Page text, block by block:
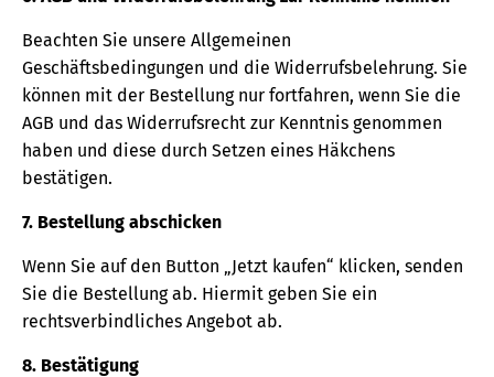
Beachten Sie unsere Allgemeinen
Geschäftsbedingungen und die Widerrufsbelehrung. Sie
können mit der Bestellung nur fortfahren, wenn Sie die
AGB und das Widerrufsrecht zur Kenntnis genommen
haben und diese durch Setzen eines Häkchens
bestätigen.
7. Bestellung abschicken
Wenn Sie auf den Button „Jetzt kaufen“ klicken, senden
Sie die Bestellung ab. Hiermit geben Sie ein
rechtsverbindliches Angebot ab.
8. Bestätigung